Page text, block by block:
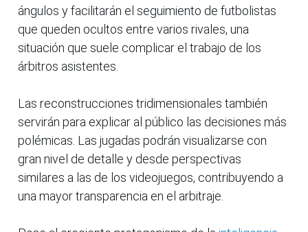
ángulos y facilitarán el seguimiento de futbolistas
que queden ocultos entre varios rivales, una
situación que suele complicar el trabajo de los
árbitros asistentes.
Las reconstrucciones tridimensionales también
servirán para explicar al público las decisiones más
polémicas. Las jugadas podrán visualizarse con
gran nivel de detalle y desde perspectivas
similares a las de los videojuegos, contribuyendo a
una mayor transparencia en el arbitraje.